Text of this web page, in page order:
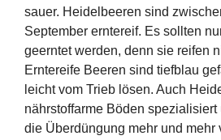
sauer. Heidelbeeren sind
September erntereif. Es sollten
geerntet werden, denn sie reifen
Erntereife Beeren sind tiefblau
leicht vom Trieb lösen. Auch
nährstoffarme Böden
die Überdüngung mehr und mehr